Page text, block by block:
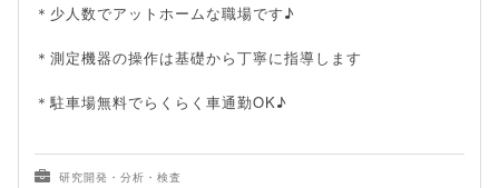
＊少人数でアットホームな職場です♪
＊測定機器の操作は基礎から丁寧に指導します
＊駐車場無料でらくらく車通勤OK♪
研究開発・分析・検査